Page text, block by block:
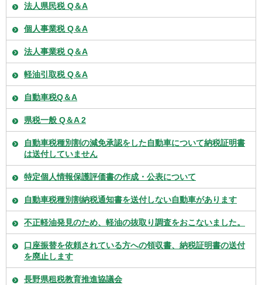
法人県民税 Q＆A
個人事業税 Q＆A
法人事業税 Q＆A
軽油引取税 Q＆A
自動車税Q＆A
県税一般 Q＆A 2
自動車税種別割の減免承認をした自動車について納税証明書
は送付していません
特定個人情報保護評価書の作成・公表について
自動車税種別割納税通知書を送付しない自動車があります
不正軽油発見のため、軽油の抜取り調査をおこないました。
口座振替を依頼されている方への領収書、納税証明書の送付
を廃止します
長野県租税教育推進協議会